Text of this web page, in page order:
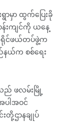
ာမှာ ထွက်ပြေးခို
းကျင်ကို ယနေ့
ရိုင်ဖယ်တပ်ဖွဲ့က
ယ်က စစ်ရေး
ည် ဖလမ်းမြို့
ါအဝင်
းတို့ဌာနချုပ်